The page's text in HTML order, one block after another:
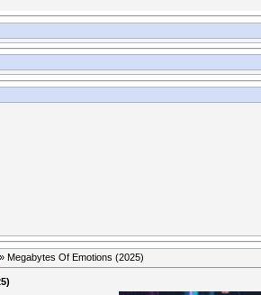
» Megabytes Of Emotions (2025)